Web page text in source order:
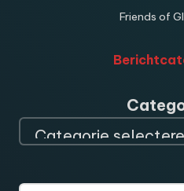
Friends of